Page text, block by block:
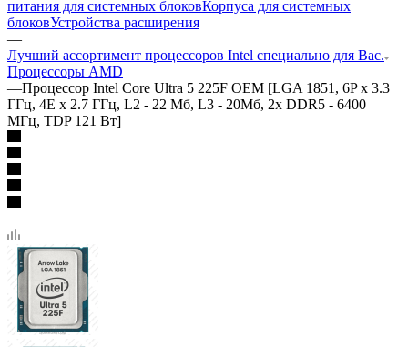
питания для системных блоковКорпуса для системных
блоковУстройства расширения
—
Лучший ассортимент процессоров Intel специально для Вас.
Процессоры AMD
—Процессор Intel Core Ultra 5 225F OEM [LGA 1851, 6P x 3.3
ГГц, 4E x 2.7 ГГц, L2 - 22 Мб, L3 - 20Мб, 2x DDR5 - 6400
МГц, TDP 121 Вт]